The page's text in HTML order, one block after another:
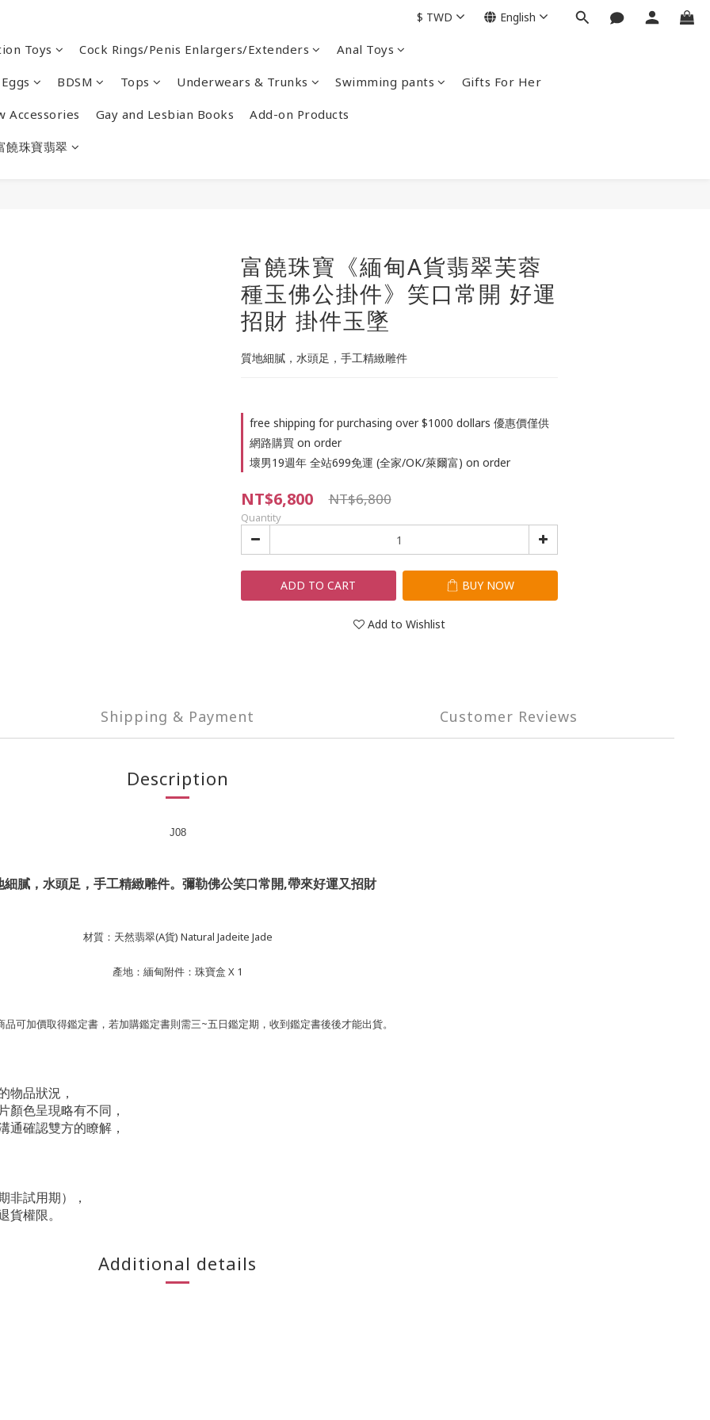
Toys Cock Rings/Penis Enlargers/Extenders Anal Toys
BDSM Tops Underwears & Trunks Swimming pants Gifts For Her
Accessories Gay and Lesbian Books Add-on Products
饒珠寶翡翠
$ TWD English
富饒珠寶《緬甸A貨翡翠芙蓉
種玉佛公掛件》笑口常開 好運
招財 掛件玉墜
質地細膩，水頭足，手工精緻雕件
free shipping for purchasing over $1000 dollars 優惠價僅供
網路購買 on order
壞男19週年 全站699免運 (全家/OK/萊爾富) on order
NT$6,800 NT$6,800
Quantity
ADD TO CART BUY NOW
Add to Wishlist
Shipping & Payment Customer Reviews
Description
J08
細膩，水頭足，手工精緻雕件。彌勒佛公笑口常開,帶來好運又招財
材質：天然翡翠(A貨) Natural Jadeite Jade
產地：緬甸附件：珠寶盒 X 1
品可加價取得鑑定書，若加購鑑定書則需三~五日鑑定期，收到鑑定書後後才能出貨。
物品狀況，
顏色呈現略有不同，
通確認雙方的瞭解，
非試用期），
權限。
Additional details